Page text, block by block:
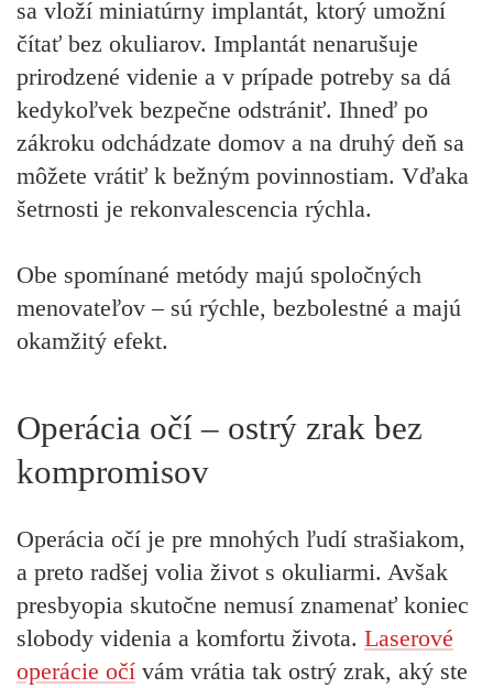
sa vloží miniatúrny implantát, ktorý umožní
čítať bez okuliarov. Implantát nenarušuje
prirodzené videnie a v prípade potreby sa dá
kedykoľvek bezpečne odstrániť. Ihneď po
zákroku odchádzate domov a na druhý deň sa
môžete vrátiť k bežným povinnostiam. Vďaka
šetrnosti je rekonvalescencia rýchla.
Obe spomínané metódy majú spoločných
menovateľov – sú rýchle, bezbolestné a majú
okamžitý efekt.
Operácia očí – ostrý zrak bez
kompromisov
Operácia očí je pre mnohých ľudí strašiakom,
a preto radšej volia život s okuliarmi. Avšak
presbyopia skutočne nemusí znamenať koniec
slobody videnia a komfortu života. Laserové
operácie očí vám vrátia tak ostrý zrak, aký ste